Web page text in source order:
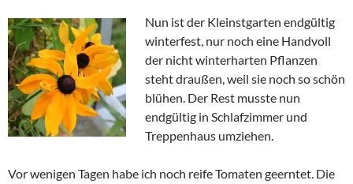
Nun ist der Kleinstgarten endgültig
winterfest, nur noch eine Handvoll
der nicht winterharten Pflanzen
steht draußen, weil sie noch so schön
blühen. Der Rest musste nun
endgültig in Schlafzimmer und
Treppenhaus umziehen.
Vor wenigen Tagen habe ich noch reife Tomaten geerntet. Die